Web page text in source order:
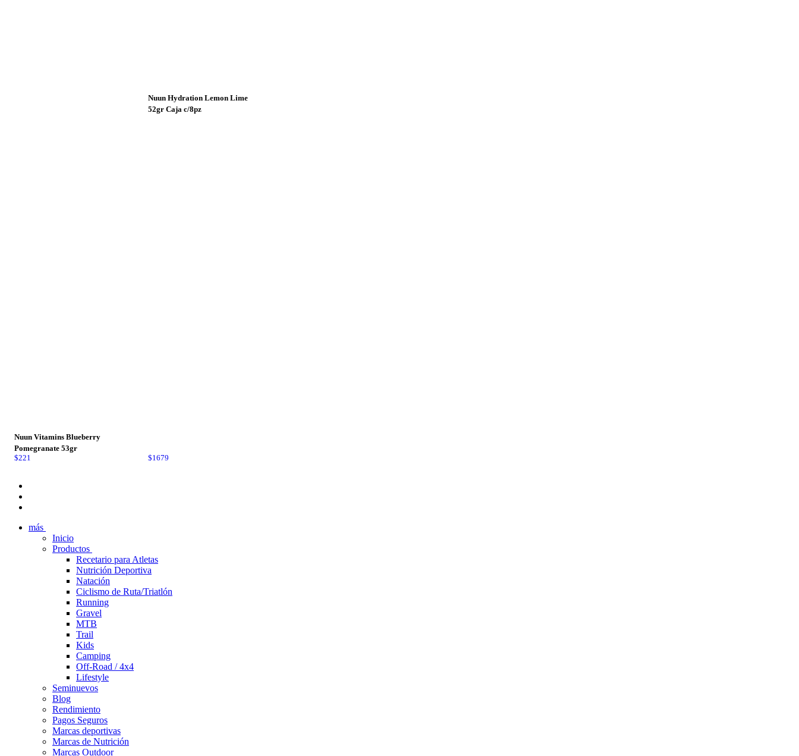
Nuun Vitamins Blueberry
Pomegranate 53gr
$221
Nuun Hydration Lemon Lime
52gr Caja c/8pz
$1679
más
Inicio
Productos
Recetario para Atletas
Nutrición Deportiva
Natación
Ciclismo de Ruta/Triatlón
Running
Gravel
MTB
Trail
Kids
Camping
Off-Road / 4x4
Lifestyle
Seminuevos
Blog
Rendimiento
Pagos Seguros
Marcas deportivas
Marcas de Nutrición
Marcas Outdoor